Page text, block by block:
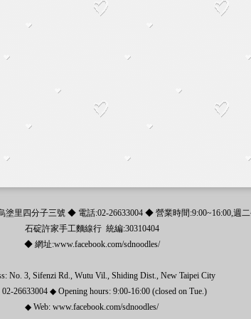
里四分子三號 ◆ 電話:02-26633004 ◆ 營業時間:9:00~16:00,週
石碇許家手工麵線行 統編:30310404
◆ 網址:www.facebook.com/sdnoodles/
No. 3, Sifenzi Rd., Wutu Vil., Shiding Dist., New Taipei City
26633004 ◆ Opening hours: 9:00-16:00 (closed on Tue.)
◆ Web: www.facebook.com/sdnoodles/